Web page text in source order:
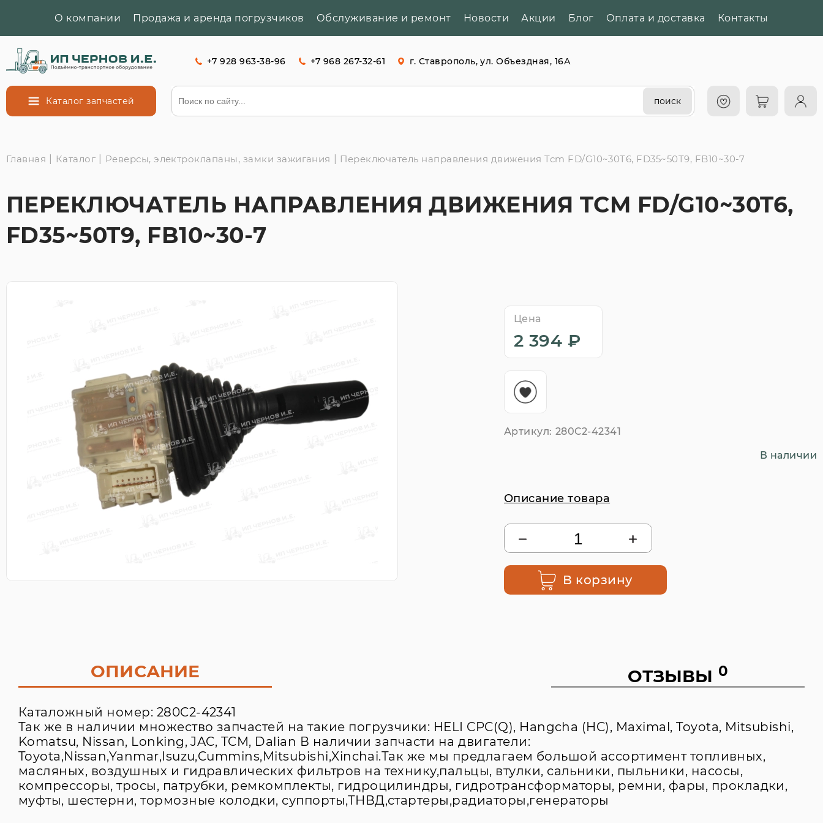
О компании Продажа и аренда погрузчиков Обслуживание и ремонт Новости Акции Блог Оплата и доставка Контакты
+7 928 963-38-96 +7 968 267-32-61 г. Ставрополь, ул. Объездная, 16А
Каталог запчастей поиск
Главная Каталог Реверсы, электроклапаны, замки зажигания Переключатель направления движения Tcm FD/G10~30T6, FD35~50T9, FB10~30-7
ПЕРЕКЛЮЧАТЕЛЬ НАПРАВЛЕНИЯ ДВИЖЕНИЯ TCM FD/G10~30T6,
FD35~50T9, FB10~30-7
Цена
2 394 ₽
Артикул: 280C2-42341
В наличии
Описание товара
В корзину
ОПИСАНИЕ ОТЗЫВЫ 0
Каталожный номер: 280C2-42341
Так же в наличии множество запчастей на такие погрузчики: HELI CPC(Q), Hangcha (HC), Maximal, Toyota, Mitsubishi,
Komatsu, Nissan, Lonking, JAC, TCM, Dalian В наличии запчасти на двигатели:
Toyota,Nissan,Yanmar,Isuzu,Cummins,Mitsubishi,Xinchai.Так же мы предлагаем большой ассортимент топливных,
масляных, воздушных и гидравлических фильтров на технику,пальцы, втулки, сальники, пыльники, насосы,
компрессоры, тросы, патрубки, ремкомплекты, гидроцилиндры, гидротрансформаторы, ремни, фары, прокладки,
муфты, шестерни, тормозные колодки, суппорты,ТНВД,стартеры,радиаторы,генераторы